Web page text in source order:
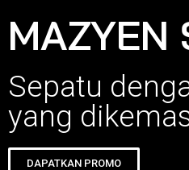
MAZYEN
Sepatu
yang
DAPATKAN PROMO